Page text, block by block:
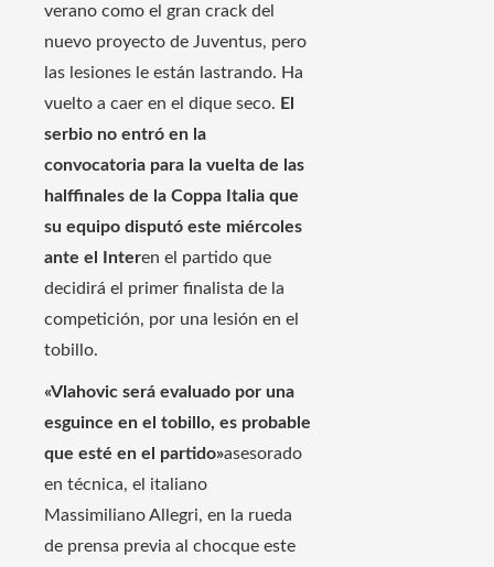
verano como el gran crack del
nuevo proyecto de Juventus, pero
las lesiones le están lastrando. Ha
vuelto a caer en el dique seco. El
serbio no entró en la
convocatoria para la vuelta de las
halffinales de la Coppa Italia que
su equipo disputó este miércoles
ante el Interen el partido que
decidirá el primer finalista de la
competición, por una lesión en el
tobillo.
«Vlahovic será evaluado por una
esguince en el tobillo, es probable
que esté en el partido»asesorado
en técnica, el italiano
Massimiliano Allegri, en la rueda
de prensa previa al chocque este